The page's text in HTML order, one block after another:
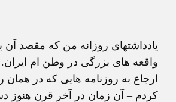
واقعه های بزرگی در وطن ام
ارجاع به روزنامه هایی که در همان
کردم – آن زمان در آخر قرن هنوز